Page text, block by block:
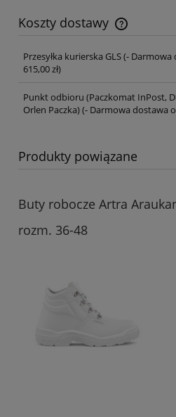
Koszty dostawy
Cena nie zawiera ewentualnych
Przesyłka kurierska GLS(- Darmowa
615,00 zł)
Punkt odbioru (Paczkomat InPost,
Orlen Paczka)(- Darmowa dostawa
Produkty powiązane
Buty robocze Artra
rozm. 36-48